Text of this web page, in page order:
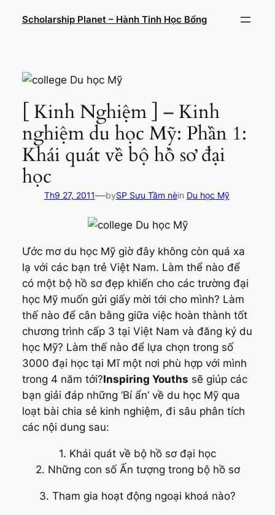
dung
Scholarship Planet – Hành Tinh Học Bổng
[ Kinh Nghiệm ] – Kinh
nghiệm du học Mỹ: Phần 1:
Khái quát về bộ hồ sơ đại
học
Th9 27, 2011—bySP Sưu Tầm nèin Du học Mỹ
Ước mơ du học Mỹ giờ đây không còn quá xa
lạ với các bạn trẻ Việt Nam. Làm thể nào để
có một bộ hồ sơ đẹp khiến cho các trường đại
học Mỹ muốn gửi giấy mời tới cho mình? Làm
thế nào để cân bằng giữa việc hoàn thành tốt
chương trình cấp 3 tại Việt Nam và đăng ký du
học Mỹ? Làm thế nào để lựa chọn trong số
3000 đại học tại Mĩ một nơi phù hợp với mình
trong 4 năm tới?Inspiring Youths sẽ giúp các
bạn giải đáp những ‘Bí ẩn’ về du học Mỹ qua
loạt bài chia sẻ kinh nghiệm, đi sâu phân tích
các nội dung sau:
1. Khái quát về bộ hồ sơ đại học
2. Những con số Ấn tượng trong bộ hồ sơ
3. Tham gia hoạt động ngoại khoá nào?